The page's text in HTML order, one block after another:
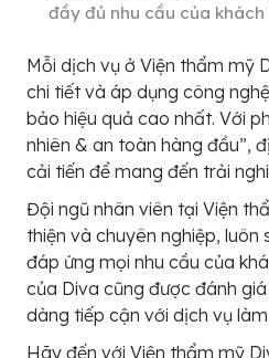
đầy đủ nhu cầu của khách
Mỗi dịch vụ ở Viện thẩm mỹ
chi tiết và áp dụng công
bảo hiệu quả cao nhất. Với
nhiên & an toàn hàng đầu”,
cải tiến để mang đến trải
Đội ngũ nhân viên tại Viện
thiện và chuyên nghiệp, luôn
đáp ứng mọi nhu cầu của
của Diva cũng được đánh
dàng tiếp cận với dịch vụ
Hãy đến với Viện thẩm mỹ